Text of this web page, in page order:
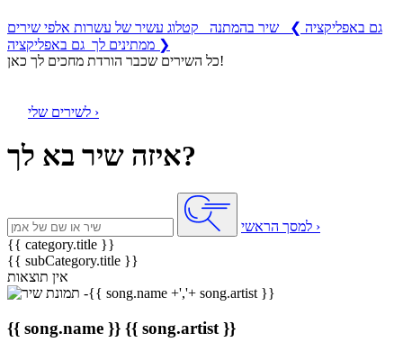
גם באפליקציה ❯
שיר בהמתנה קטלוג עשיר של עשרות אלפי שירים
ממתינים לך גם באפליקציה ❯
כל השירים שכבר הורדת מחכים לך כאן!
לשירים שלי ›
איזה שיר בא לך?
למסך הראשי ›
{{ category.title }}
{{ subCategory.title }}
אין תוצאות
{{ song.name }} {{ song.artist }}